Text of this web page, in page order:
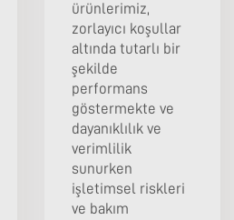
ürünlerimiz,
zorlayıcı koşullar
altında tutarlı bir
şekilde
performans
göstermekte ve
dayanıklılık ve
verimlilik
sunurken
işletimsel riskleri
ve bakım